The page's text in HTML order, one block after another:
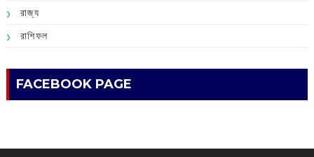
রাজ্য
রাশিফল
FACEBOOK PAGE